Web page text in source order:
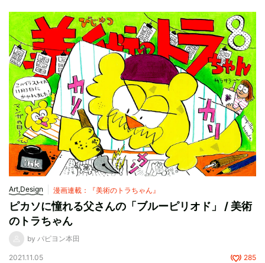
Art,Design 漫画連載：『美術のトラちゃん』
ピカソに憧れる父さんの「ブルーピリオド」 / 美術
のトラちゃん
by パピヨン本田
2021.11.05 285